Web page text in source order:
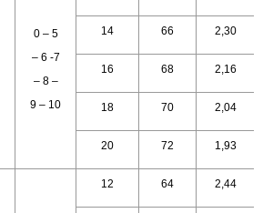
0 – 5
– 6 -7
– 8 –
9 – 10
14 66 2,30
16 68 2,16
18 70 2,04
20 72 1,93
12 64 2,44